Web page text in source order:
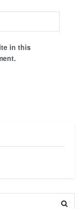
in this